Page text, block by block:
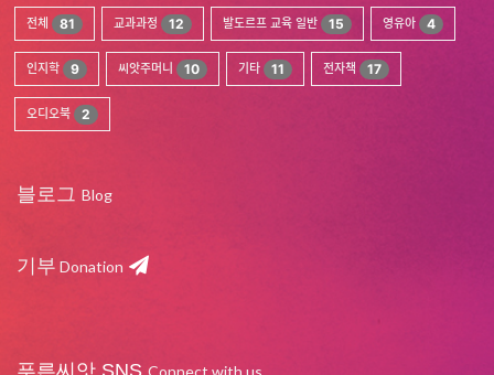
전체 81 교과과정 12 발도르프 교육 일반 15 영유아 4
인지학 9 씨앗주머니 10 기타 11 전자책 17
오디오북 2
블로그 Blog
기부 Donation
푸른씨앗 SNS Connect with us